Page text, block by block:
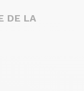
DE LA